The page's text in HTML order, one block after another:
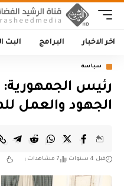
اخر الاخبار البرامج البث
سياسة
رئيس الجمهورية:
الجهود والعمل
قبل 4 سنوات 7 مشاهدات